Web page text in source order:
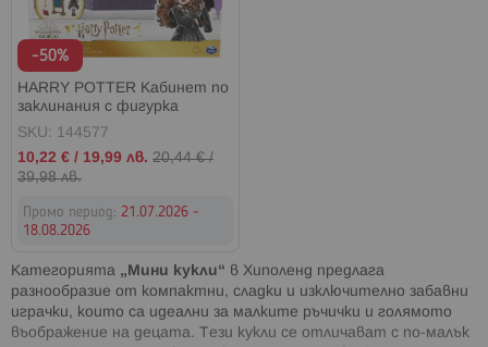
-50%
HARRY POTTER Кабинет по
заклинания с фигурка
Хармаяни
SKU: 144577
Промо
цена
10,22 € / 19,99 лв. 20,44 €/
39,98 лв.
Промо период: 21.07.2026 -
18.08.2026
Категорията „Мини кукли“ в Хиполенд предлага
разнообразие от компактни, сладки и изключително забавни
играчки, които са идеални за малките ръчички и голямото
въображение на децата. Тези кукли се отличават с по-малък